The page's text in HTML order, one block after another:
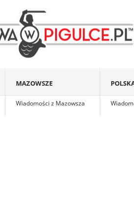
MAZOWSZE
Wiadomości z Mazowsza